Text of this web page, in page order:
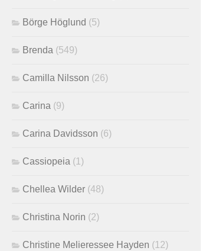
Börge Höglund (5)
Brenda (549)
Camilla Nilsson (26)
Carina (9)
Carina Davidsson (6)
Cassiopeia (1)
Chellea Wilder (48)
Christina Norin (2)
Christine Melieressee Hayden (12)